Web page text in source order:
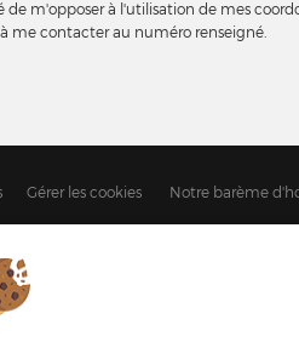
de m'opposer à l'utilisation de mes
me contacter au numéro renseigné.
Gérer les cookies
Notre barème
depuis votre PC, votre